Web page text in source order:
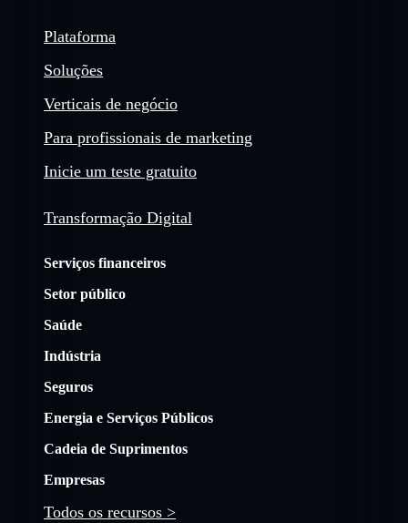
Plataforma
Soluções
Verticais de negócio
Para profissionais de marketing
Inicie um teste gratuito
Transformação Digital
Serviços financeiros
Setor público
Saúde
Indústria
Seguros
Energia e Serviços Públicos
Cadeia de Suprimentos
Empresas
Todos os recursos >